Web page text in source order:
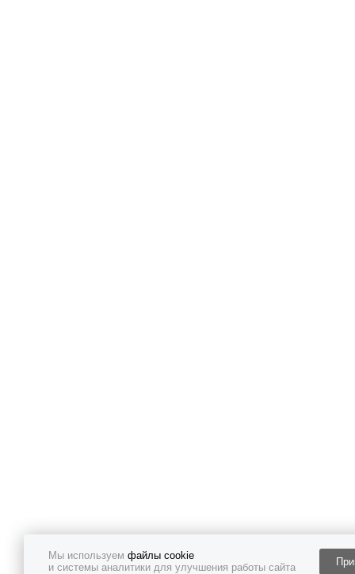
Мы используем файлы cookie
и системы аналитики для улучшения работы сайта